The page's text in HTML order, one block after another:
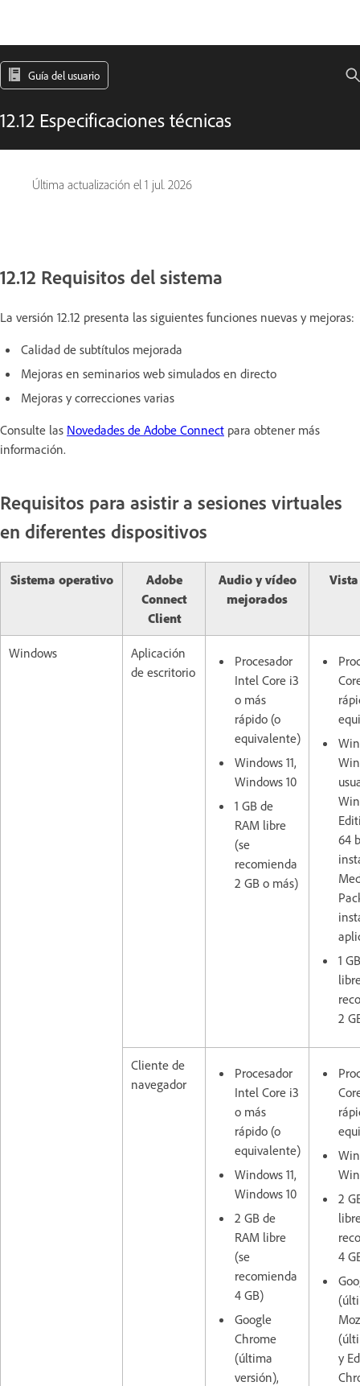
Guía del usuario
12.12 Especificaciones técnicas
Última actualización el 1 jul. 2026
12.12 Requisitos del sistema
La versión 12.12 presenta las siguientes funciones nuevas y mejoras:
Calidad de subtítulos mejorada
Mejoras en seminarios web simulados en directo
Mejoras y correcciones varias
Consulte las Novedades de Adobe Connect para obtener más
información.
Requisitos para asistir a sesiones virtuales
en diferentes dispositivos
Sistema operativo
Adobe
Connect
Client
Audio y vídeo
mejorados
Windows
Aplicación
de escritorio
Procesador
Intel Core i3
o más
rápido (o
equivalente)
Windows 11,
Windows 10
1 GB de
RAM libre
(se
recomienda
2 GB o más)
64
1
2
Cliente de
navegador
Procesador
Intel Core i3
o más
rápido (o
equivalente)
Windows 11,
Windows 10
2 GB de
RAM libre
(se
recomienda
4 GB)
Google
Chrome
(última
versión),
2
4
y